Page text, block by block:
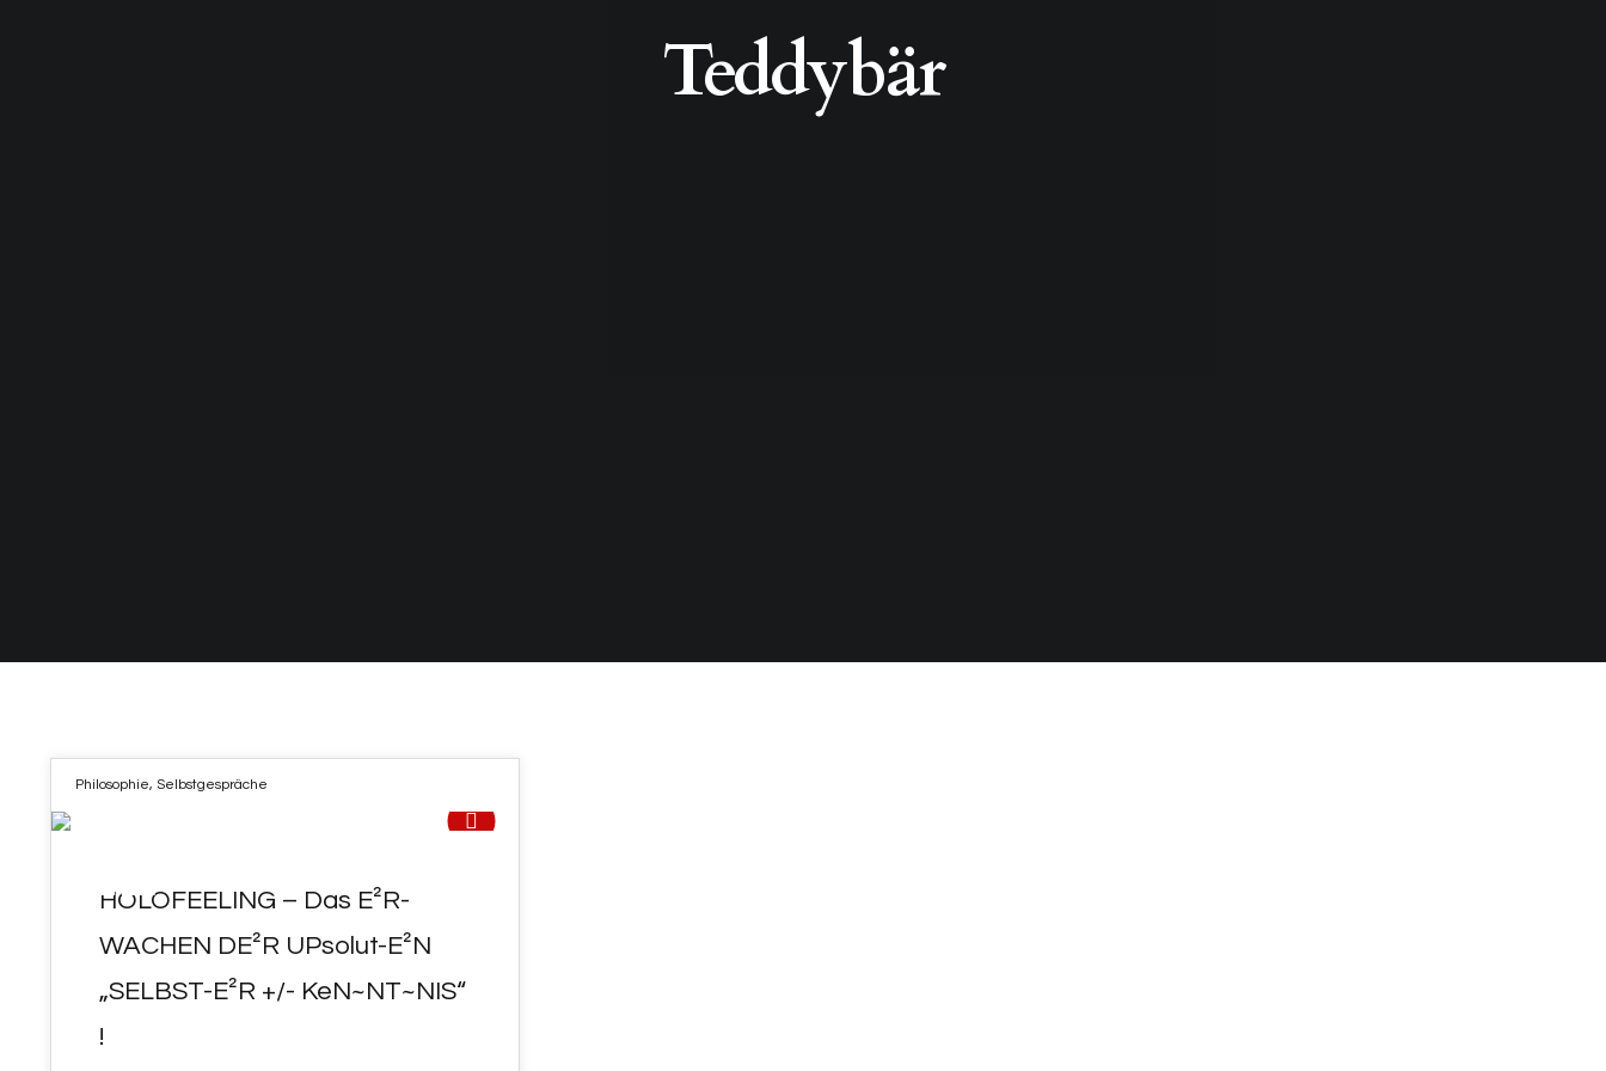
Teddybär
Philosophie, Selbstgespräche
21
APR. 2022
HOLOFEELING – Das E²R-
WACHEN DE²R UPsolut-E²N
„SELBST-E²R +/- KeN~NT~NIS“
!